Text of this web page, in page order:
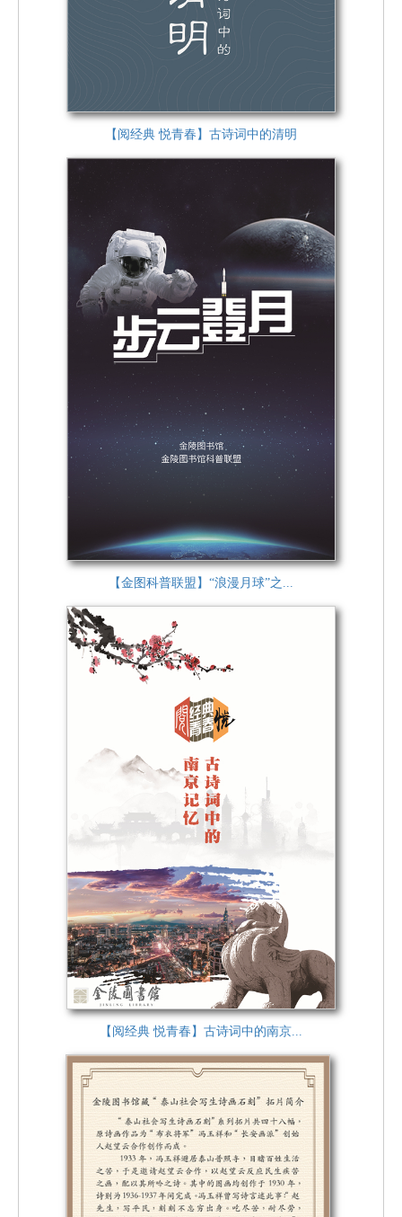
【阅经典 悦青春】古诗词中的清明
【金图科普联盟】“浪漫月球”之...
【阅经典 悦青春】古诗词中的南京...